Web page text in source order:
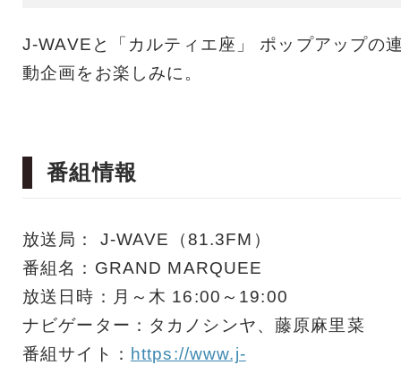
J-WAVEと「カルティエ座」 ポップアップの
動企画をお楽しみに。
番組情報
放送局： J-WAVE（81.3FM）
番組名：GRAND MARQUEE
放送日時：月～木 16:00～19:00
ナビゲーター：タカノシンヤ、藤原麻里菜
番組サイト： https://www.j-